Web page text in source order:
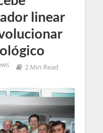
linear
2 Min Read